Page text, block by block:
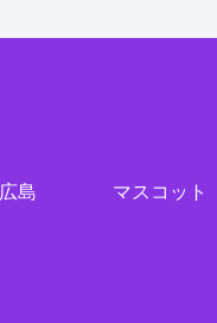
島 マスコット